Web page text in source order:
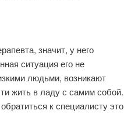
значит, у него
ситуация его не
людьми, возникают
жить в ладу с самим собой.
к специалисту это